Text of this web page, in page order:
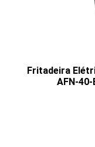
Fritadeira
AFN-